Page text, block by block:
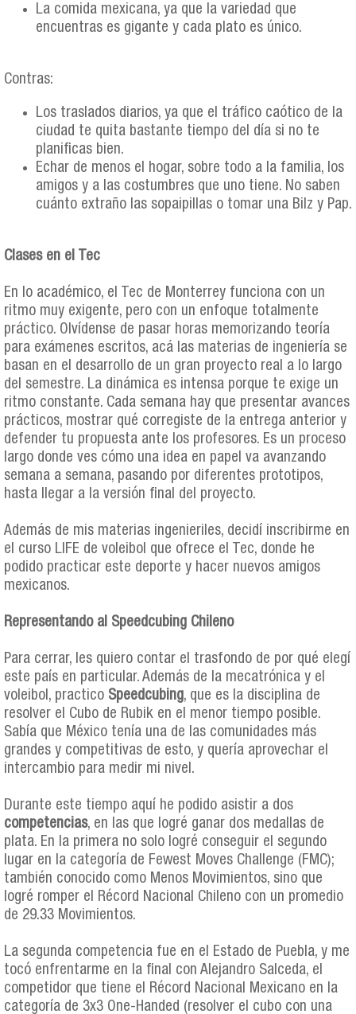
La comida mexicana, ya que la variedad que
encuentras es gigante y cada plato es único.
Contras:
Los traslados diarios, ya que el tráfico caótico de la
ciudad te quita bastante tiempo del día si no te
planificas bien.
Echar de menos el hogar, sobre todo a la familia, los
amigos y a las costumbres que uno tiene. No saben
cuánto extraño las sopaipillas o tomar una Bilz y Pap.
Clases en el Tec
En lo académico, el Tec de Monterrey funciona con un
ritmo muy exigente, pero con un enfoque totalmente
práctico. Olvídense de pasar horas memorizando teoría
para exámenes escritos, acá las materias de ingeniería se
basan en el desarrollo de un gran proyecto real a lo largo
del semestre. La dinámica es intensa porque te exige un
ritmo constante. Cada semana hay que presentar avances
prácticos, mostrar qué corregiste de la entrega anterior y
defender tu propuesta ante los profesores. Es un proceso
largo donde ves cómo una idea en papel va avanzando
semana a semana, pasando por diferentes prototipos,
hasta llegar a la versión final del proyecto.
Además de mis materias ingenieriles, decidí inscribirme en
el curso LIFE de voleibol que ofrece el Tec, donde he
podido practicar este deporte y hacer nuevos amigos
mexicanos.
Representando al Speedcubing Chileno
Para cerrar, les quiero contar el trasfondo de por qué elegí
este país en particular. Además de la mecatrónica y el
voleibol, practico Speedcubing, que es la disciplina de
resolver el Cubo de Rubik en el menor tiempo posible.
Sabía que México tenía una de las comunidades más
grandes y competitivas de esto, y quería aprovechar el
intercambio para medir mi nivel.
Durante este tiempo aquí he podido asistir a dos
competencias, en las que logré ganar dos medallas de
plata. En la primera no solo logré conseguir el segundo
lugar en la categoría de Fewest Moves Challenge (FMC);
también conocido como Menos Movimientos, sino que
logré romper el Récord Nacional Chileno con un promedio
de 29.33 Movimientos.
La segunda competencia fue en el Estado de Puebla, y me
tocó enfrentarme en la final con Alejandro Salceda, el
competidor que tiene el Récord Nacional Mexicano en la
categoría de 3x3 One-Handed (resolver el cubo con una